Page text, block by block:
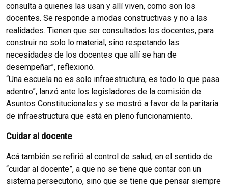
consulta a quienes las usan y allí viven, como son los
docentes. Se responde a modas constructivas y no a las
realidades. Tienen que ser consultados los docentes, para
construir no solo lo material, sino respetando las
necesidades de los docentes que allí se han de
desempeñar”, reflexionó.
“Una escuela no es solo infraestructura, es todo lo que pasa
adentro”, lanzó ante los legisladores de la comisión de
Asuntos Constitucionales y se mostró a favor de la paritaria
de infraestructura que está en pleno funcionamiento.
Cuidar al docente
Acá también se refirió al control de salud, en el sentido de
“cuidar al docente”, a que no se tiene que contar con un
sistema persecutorio, sino que se tiene que pensar siempre